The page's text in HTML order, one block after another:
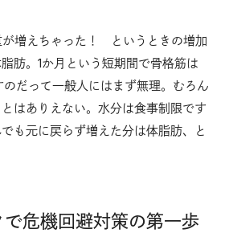
が増えちゃった！ というときの増加
肪。1か月という短期間で骨格筋は
だって一般人にはまず無理。むろん
はありえない。水分は食事制限です
も元に戻らず増えた分は体脂肪、と
危機回避対策の第一歩